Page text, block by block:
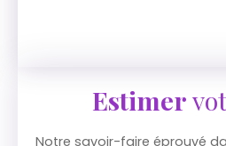
Estimer
Notre savoir-faire éprouvé